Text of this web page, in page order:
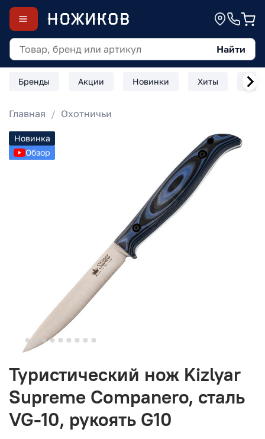
Найти
Бренды Акции Новинки Хиты
Главная Охотничьи
Новинка
Обзор
Туристический нож Kizlyar
Supreme Companero, сталь
VG-10, рукоять G10